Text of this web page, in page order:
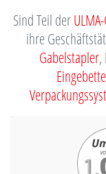
Sind Teil der
ihre
Gabelstapler,